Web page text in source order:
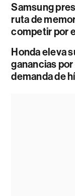
Samsung
ruta de
competir por
Honda eleva
ganancias
demanda de